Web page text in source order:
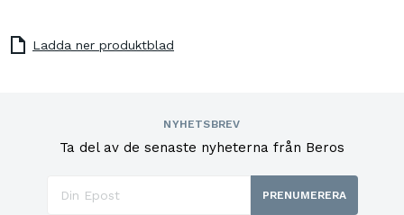
Ladda ner produktblad
NYHETSBREV
Ta del av de senaste nyheterna från Beros
PRENUMERERA